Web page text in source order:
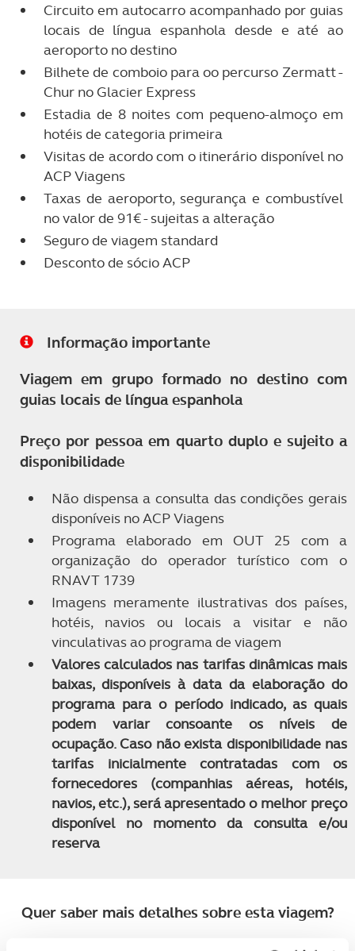
Circuito em autocarro acompanhado por guias
locais de língua espanhola desde e até ao
aeroporto no destino
Bilhete de comboio para oo percurso Zermatt -
Chur no Glacier Express
Estadia de 8 noites com pequeno-almoço em
hotéis de categoria primeira
Visitas de acordo com o itinerário disponível no
ACP Viagens
Taxas de aeroporto, segurança e combustível
no valor de 91€ - sujeitas a alteração
Seguro de viagem standard
Desconto de sócio ACP
Informação importante
Viagem em grupo formado no destino com
guias locais de língua espanhola
Preço por pessoa em quarto duplo e sujeito a
disponibilidade
Não dispensa a consulta das condições gerais
disponíveis no ACP Viagens
Programa elaborado em OUT 25 com a
organização do operador turístico com o
RNAVT 1739
Imagens meramente ilustrativas dos países,
hotéis, navios ou locais a visitar e não
vinculativas ao programa de viagem
Valores calculados nas tarifas dinâmicas mais
baixas, disponíveis à data da elaboração do
programa para o período indicado, as quais
podem variar consoante os níveis de
ocupação. Caso não exista disponibilidade nas
tarifas inicialmente contratadas com os
fornecedores (companhias aéreas, hotéis,
navios, etc.), será apresentado o melhor preço
disponível no momento da consulta e/ou
reserva
Quer saber mais detalhes sobre esta viagem?